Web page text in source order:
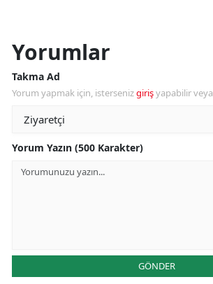
Yorumlar
Takma Ad
Yorum yapmak için, istersenizgirişyapabilir veya
Yorum Yazın (500 Karakter)
GÖNDER